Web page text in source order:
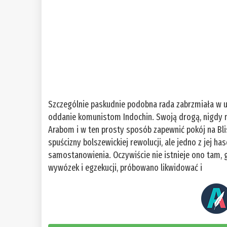
Szczególnie paskudnie podobna rada zabrzmiała
oddanie komunistom Indochin. Swoją drogą, nigdy
Arabom i w ten prosty sposób zapewnić pokój na
spuścizny bolszewickiej rewolucji, ale jedno z jej
samostanowienia. Oczywiście nie istnieje ono tam,
wywózek i egzekucji, próbowano likwidować i